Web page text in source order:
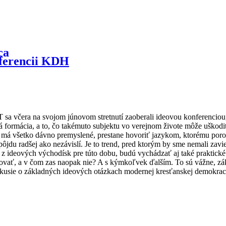
KDH
včera na svojom júnovom stretnutí zaoberali ideovou
a to, čo takémuto subjektu vo verejnom živote môže
všetko dávno premyslené, prestane hovoriť jazykom, ktorému
radšej ako nezávislí. Je to trend, pred ktorým by sme nemali
ideových východísk pre túto dobu, budú vychádzať aj také
a v čom zas naopak nie? A s kýmkoľvek ďalším. To sú vážne,
o základných ideových otázkach modernej kresťanskej